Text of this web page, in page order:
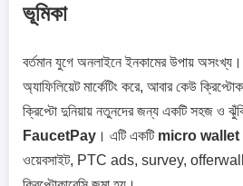
ভূমিকা
বর্তমান যুগে অনলাইনে ইনকামের উপায় অসংখ্য।
অ্যাফিলিয়েট মার্কেটিং করে, আবার কেউ
ক্রিপ্টো দুনিয়ায় নতুনদের জন্য একটি সহজ ও
FaucetPay । এটি একটি micro wallet
ওয়েবসাইট, PTC ads, survey,